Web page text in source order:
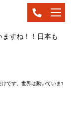
すね！！日本も
です。世界は動いています